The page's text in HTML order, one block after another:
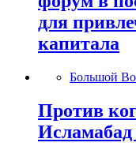
для
капитала
Большой
Против